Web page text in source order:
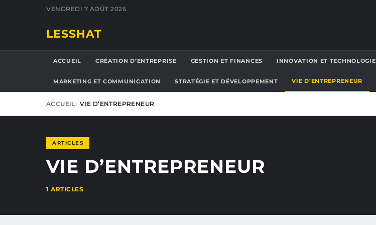
VENDREDI 7 AOÛT 2026
LESSHAT
ACCUEIL CRÉATION D’ENTREPRISE GESTION ET FINANCES INNOVATION ET TECHNOLOGIE
MARKETING ET COMMUNICATION STRATÉGIE ET DÉVELOPPEMENT VIE D’ENTREPRENEUR
ACCUEIL VIE D’ENTREPRENEUR
ARTICLES
VIE D’ENTREPRENEUR
1 ARTICLES